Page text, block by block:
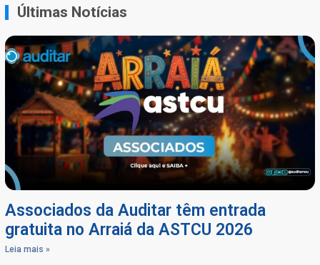
Últimas Notícias
Associados da Auditar têm entrada
gratuita no Arraiá da ASTCU 2026
Leia mais »